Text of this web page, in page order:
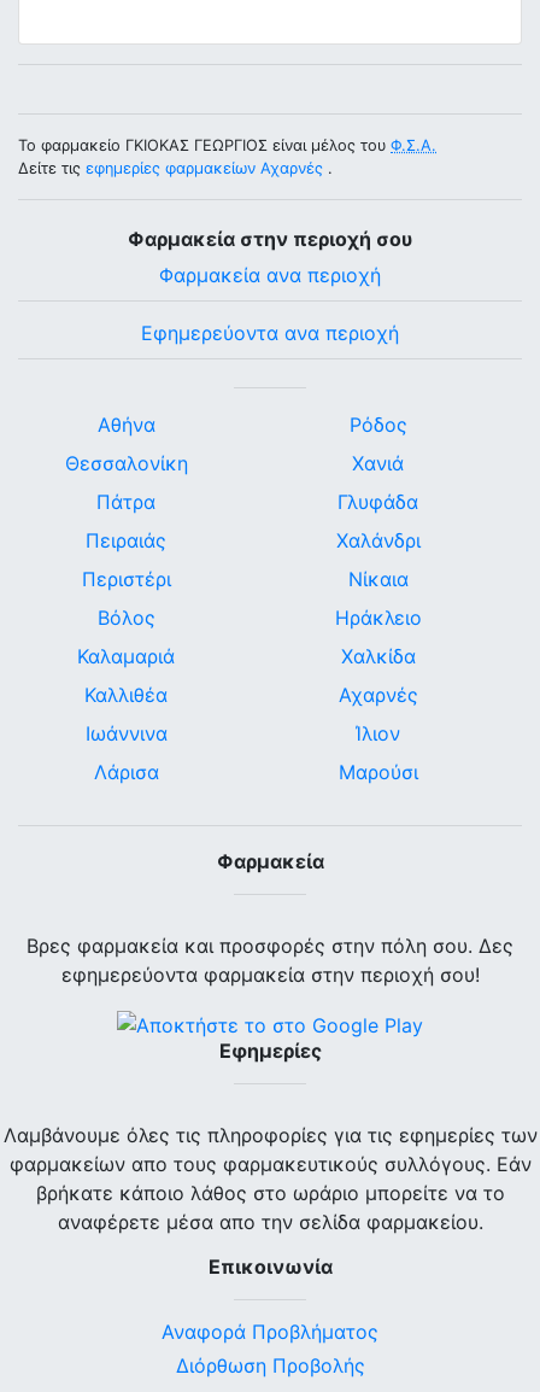
Το φαρμακείο ΓΚΙΟΚΑΣ ΓΕΩΡΓΙΟΣ είναι μέλος του Φ.Σ.Α.
Δείτε τις εφημερίες φαρμακείων Αχαρνές .
Φαρμακεία στην περιοχή σου
Φαρμακεία ανα περιοχή
Εφημερεύοντα ανα περιοχή
Αθήνα
Θεσσαλονίκη
Πάτρα
Πειραιάς
Περιστέρι
Βόλος
Καλαμαριά
Καλλιθέα
Ιωάννινα
Λάρισα
Ρόδος
Χανιά
Γλυφάδα
Χαλάνδρι
Νίκαια
Ηράκλειο
Χαλκίδα
Αχαρνές
Ίλιον
Μαρούσι
Φαρμακεία
Βρες φαρμακεία και προσφορές στην πόλη σου. Δες
εφημερεύοντα φαρμακεία στην περιοχή σου!
Εφημερίες
Λαμβάνουμε όλες τις πληροφορίες για τις εφημερίες των
φαρμακείων απο τους φαρμακευτικούς συλλόγους. Εάν
βρήκατε κάποιο λάθος στο ωράριο μπορείτε να το
αναφέρετε μέσα απο την σελίδα φαρμακείου.
Επικοινωνία
Αναφορά Προβλήματος
Διόρθωση Προβολής